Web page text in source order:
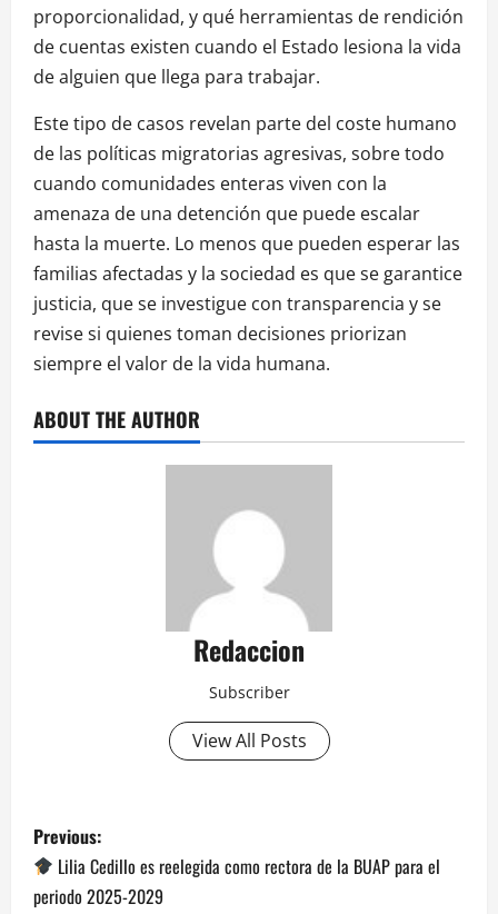
proporcionalidad, y qué herramientas de rendición
de cuentas existen cuando el Estado lesiona la vida
de alguien que llega para trabajar.
Este tipo de casos revelan parte del coste humano
de las políticas migratorias agresivas, sobre todo
cuando comunidades enteras viven con la
amenaza de una detención que puede escalar
hasta la muerte. Lo menos que pueden esperar las
familias afectadas y la sociedad es que se garantice
justicia, que se investigue con transparencia y se
revise si quienes toman decisiones priorizan
siempre el valor de la vida humana.
ABOUT THE AUTHOR
Redaccion
Subscriber
View All Posts
P
o
Previous:
Lilia Cedillo es reelegida como rectora de la BUAP para el
periodo 2025-2029